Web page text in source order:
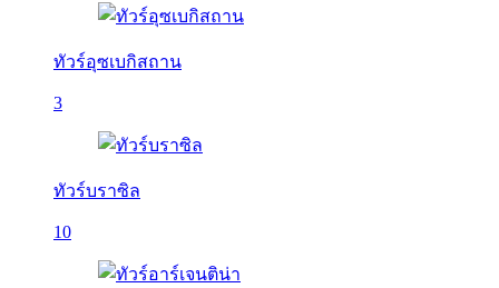
ทัวร์อุซเบกิสถาน
3
ทัวร์บราซิล
10